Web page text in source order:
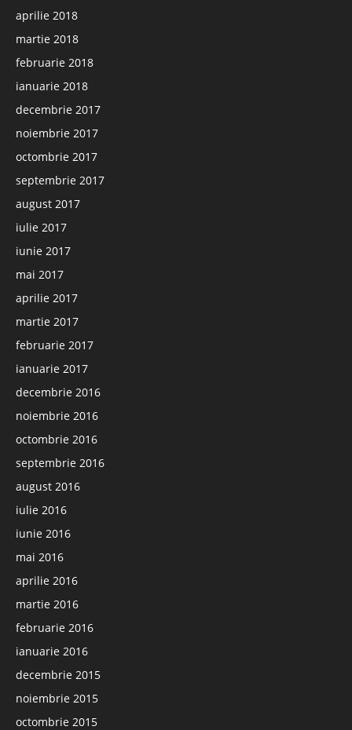
aprilie 2018
martie 2018
februarie 2018
ianuarie 2018
decembrie 2017
noiembrie 2017
octombrie 2017
septembrie 2017
august 2017
iulie 2017
iunie 2017
mai 2017
aprilie 2017
martie 2017
februarie 2017
ianuarie 2017
decembrie 2016
noiembrie 2016
octombrie 2016
septembrie 2016
august 2016
iulie 2016
iunie 2016
mai 2016
aprilie 2016
martie 2016
februarie 2016
ianuarie 2016
decembrie 2015
noiembrie 2015
octombrie 2015